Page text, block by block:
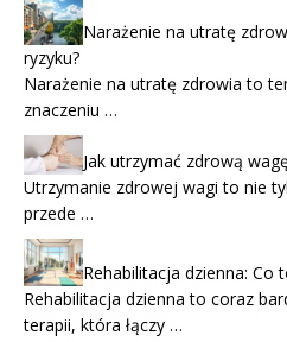
Narażenie na utratę
ryzyku?
Narażenie na utratę zdrowia to
znaczeniu …
Jak utrzymać zdrową
Utrzymanie zdrowej wagi to nie
przede …
Rehabilitacja dzienna: Co
Rehabilitacja dzienna to coraz
terapii, która łączy …